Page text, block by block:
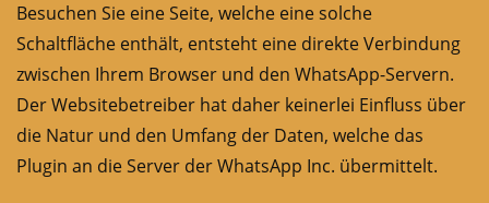
Besuchen Sie eine Seite, welche eine solche
Schaltfläche enthält, entsteht eine direkte Verbindung
zwischen Ihrem Browser und den WhatsApp-Servern.
Der Websitebetreiber hat daher keinerlei Einfluss über
die Natur und den Umfang der Daten, welche das
Plugin an die Server der WhatsApp Inc. übermittelt.